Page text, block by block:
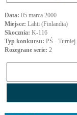
Data: 05 marca 2000
Miejsce: Lahti (Finlandia)
Skocznia: K-116
Typ konkursu: PŚ - Turniej
Rozegrane serie: 2